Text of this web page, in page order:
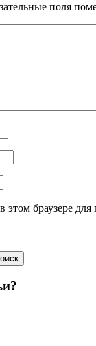
поля
этом браузере